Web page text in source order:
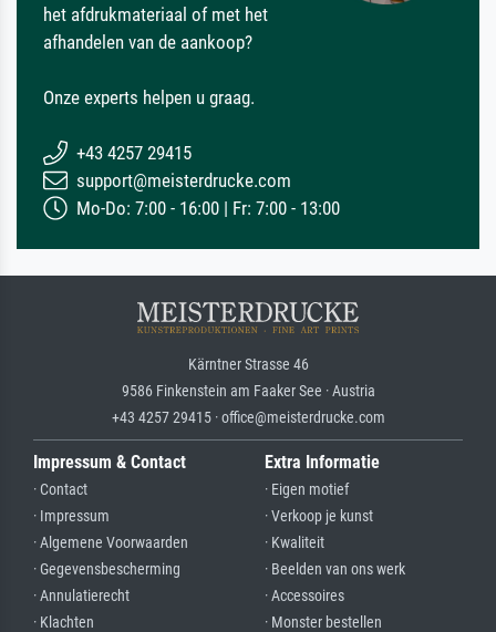
het afdrukmateriaal of met het
afhandelen van de aankoop?
Onze experts helpen u graag.
+43 4257 29415
support@meisterdrucke.com
Mo-Do: 7:00 - 16:00 | Fr: 7:00 - 13:00
Kärntner Strasse 46
9586 Finkenstein am Faaker See · Austria
+43 4257 29415 · office@meisterdrucke.com
Impressum & Contact
· Contact
· Impressum
· Algemene Voorwaarden
· Gegevensbescherming
· Annulatierecht
· Klachten
Extra Informatie
· Eigen motief
· Verkoop je kunst
· Kwaliteit
· Beelden van ons werk
· Accessoires
· Monster bestellen